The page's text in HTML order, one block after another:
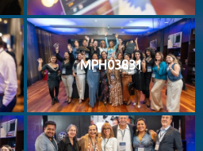
MPH03831